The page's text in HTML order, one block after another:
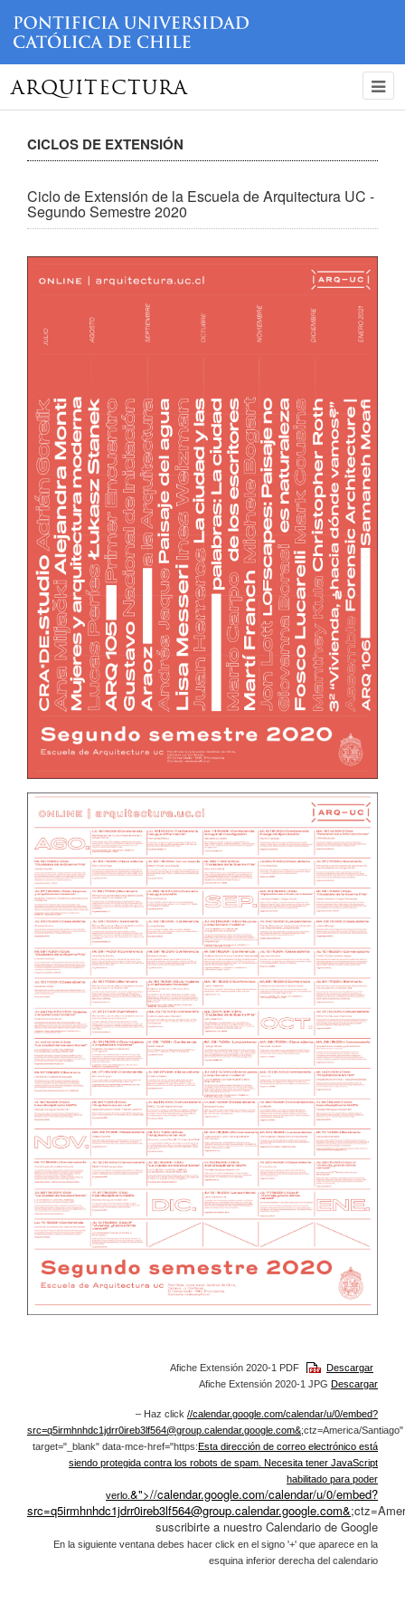
ARQUITECTURA
CICLOS DE EXTENSIÓN
Ciclo de Extensión de la Escuela de Arquitectura UC -
Segundo Semestre 2020
Afiche Extensión 2020-1 PDF
Descargar
Afiche Extensión 2020-1 JPG Descargar
– Haz click //calendar.google.com/calendar/u/0/embed?
src=q5irmhnhdc1jdrr0ireb3lf564@group.calendar.google.com&;ctz=America/Santiago"
target="_blank" data-mce-href="https:Esta dirección de correo electrónico está
siendo protegida contra los robots de spam. Necesita tener JavaScript
habilitado para poder
verlo. &">//calendar.google.com/calendar/u/0/embed?
src=q5irmhnhdc1jdrr0ireb3lf564@group.calendar.google.com&
suscribirte a nuestro Calendario de Google
En la siguiente ventana debes hacer click en el signo '+' que aparece en la
esquina inferior derecha del calendario